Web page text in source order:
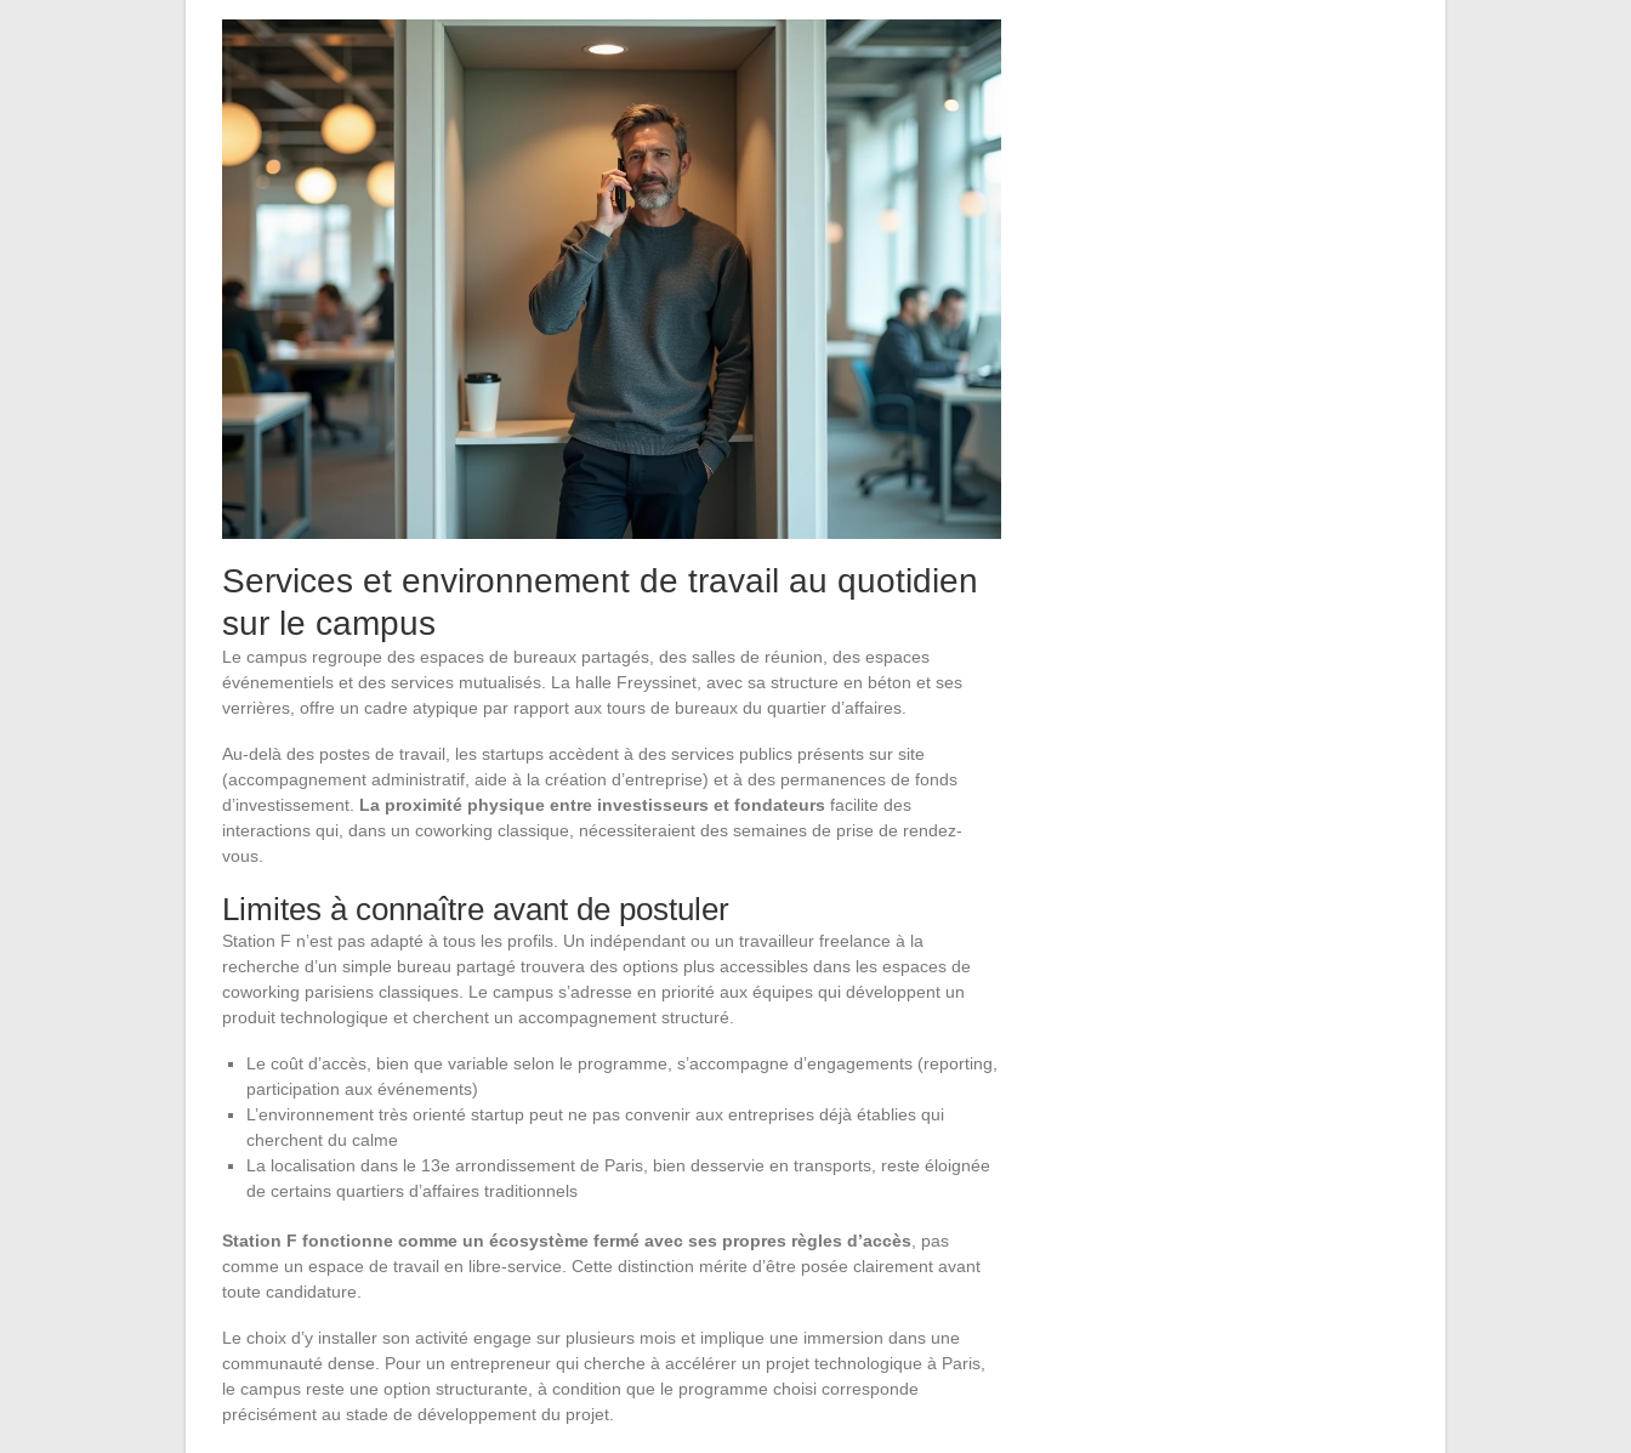
Services et environnement de travail au quotidien
sur le campus
Le campus regroupe des espaces de bureaux partagés, des salles de réunion, des espaces
événementiels et des services mutualisés. La halle Freyssinet, avec sa structure en béton et ses
verrières, offre un cadre atypique par rapport aux tours de bureaux du quartier d’affaires.
Au-delà des postes de travail, les startups accèdent à des services publics présents sur site
(accompagnement administratif, aide à la création d’entreprise) et à des permanences de fonds
d’investissement. La proximité physique entre investisseurs et fondateurs facilite des
interactions qui, dans un coworking classique, nécessiteraient des semaines de prise de rendez-
vous.
Limites à connaître avant de postuler
Station F n’est pas adapté à tous les profils. Un indépendant ou un travailleur freelance à la
recherche d’un simple bureau partagé trouvera des options plus accessibles dans les espaces de
coworking parisiens classiques. Le campus s’adresse en priorité aux équipes qui développent un
produit technologique et cherchent un accompagnement structuré.
Le coût d’accès, bien que variable selon le programme, s’accompagne d’engagements (reporting,
participation aux événements)
L’environnement très orienté startup peut ne pas convenir aux entreprises déjà établies qui
cherchent du calme
La localisation dans le 13e arrondissement de Paris, bien desservie en transports, reste éloignée
de certains quartiers d’affaires traditionnels
Station F fonctionne comme un écosystème fermé avec ses propres règles d’accès , pas
comme un espace de travail en libre-service. Cette distinction mérite d’être posée clairement avant
toute candidature.
Le choix d’y installer son activité engage sur plusieurs mois et implique une immersion dans une
communauté dense. Pour un entrepreneur qui cherche à accélérer un projet technologique à Paris,
le campus reste une option structurante, à condition que le programme choisi corresponde
précisément au stade de développement du projet.